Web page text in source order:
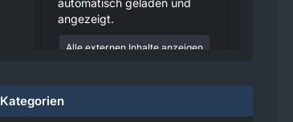
automatisch geladen und
angezeigt.
Alle externen Inhalte anzeigen
externen Inhalte erklären Sie sich
damit einverstanden, dass
personenbezogene Daten an
Kategorien